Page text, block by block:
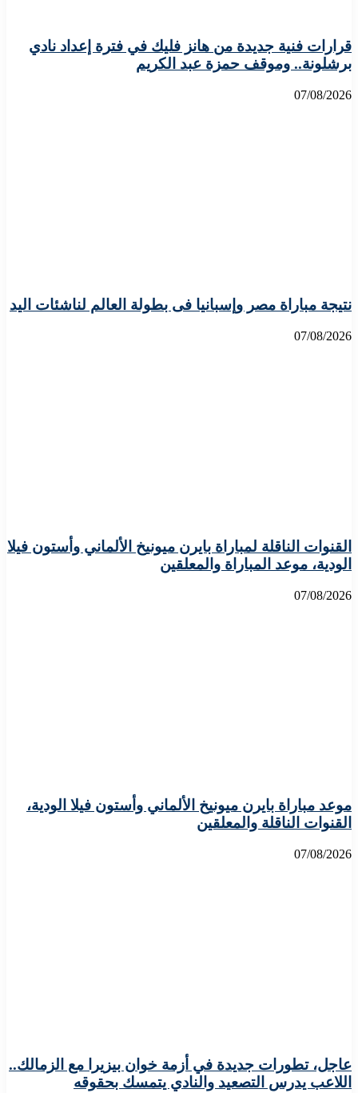
قرارات فنية جديدة من هانز فليك في فترة إعداد نادي
برشلونة.. وموقف حمزة عبد الكريم
07/08/2026
نتيجة مباراة مصر وإسبانيا فى بطولة العالم لناشئات اليد
07/08/2026
القنوات الناقلة لمباراة بايرن ميونيخ الألماني وأستون فيلا
الودية، موعد المباراة والمعلقين
07/08/2026
موعد مباراة بايرن ميونيخ الألماني وأستون فيلا الودية،
القنوات الناقلة والمعلقين
07/08/2026
عاجل، تطورات جديدة في أزمة خوان بيزيرا مع الزمالك..
اللاعب يدرس التصعيد والنادي يتمسك بحقوقه